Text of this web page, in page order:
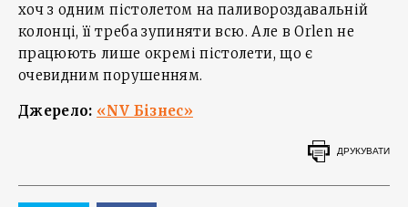
хоч з одним пістолетом на паливороздавальній
колонці, її треба зупиняти всю. Але в Orlen не
працюють лише окремі пістолети, що є
очевидним порушенням.
Джерело: «NV Бізнес»
ДРУКУВАТИ